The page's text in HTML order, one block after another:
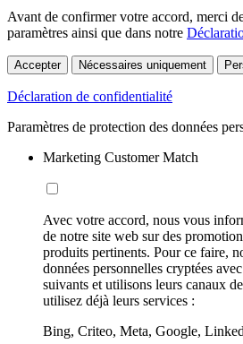
Avant de confirmer votre accord, merci
paramètres ainsi que dans notre
Accepter Nécessaires uniquement
Déclaration de confidentialité
Paramètres de protection des données
Marketing Customer Match
Avec votre accord, nous vous
de notre site web sur des
produits pertinents. Pour ce faire,
données personnelles cryptées
suivants et utilisons leurs canaux
utilisez déjà leurs services :
Bing, Criteo, Meta, Google,